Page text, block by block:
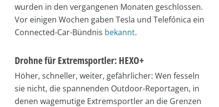
wurden in den vergangenen Monaten geschlossen.
Vor einigen Wochen gaben Tesla und Telefónica ein
Connected-Car-Bündnis bekannt.
Drohne für Extremsportler: HEXO+
Höher, schneller, weiter, gefährlicher: Wen fesseln
sie nicht, die spannenden Outdoor-Reportagen, in
denen wagemutige Extremsportler an die Grenzen